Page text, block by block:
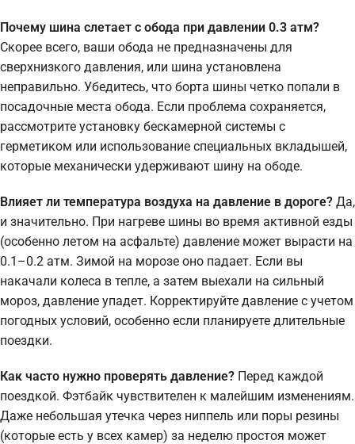
Почему шина слетает с обода при давлении 0.3 атм?
Скорее всего, ваши обода не предназначены для
сверхнизкого давления, или шина установлена
неправильно. Убедитесь, что борта шины четко попали в
посадочные места обода. Если проблема сохраняется,
рассмотрите установку бескамерной системы с
герметиком или использование специальных вкладышей,
которые механически удерживают шину на ободе.
Влияет ли температура воздуха на давление в дороге? Да,
и значительно. При нагреве шины во время активной езды
(особенно летом на асфальте) давление может вырасти на
0.1–0.2 атм. Зимой на морозе оно падает. Если вы
накачали колеса в тепле, а затем выехали на сильный
мороз, давление упадет. Корректируйте давление с учетом
погодных условий, особенно если планируете длительные
поездки.
Как часто нужно проверять давление? Перед каждой
поездкой. Фэтбайк чувствителен к малейшим изменениям.
Даже небольшая утечка через ниппель или поры резины
(которые есть у всех камер) за неделю простоя может